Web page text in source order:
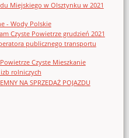
Miejskiego w Olsztynku w 2021
- Wody Polskie
Czyste Powietrze grudzień 2021
publicznego transportu
Czyste Mieszkanie
rolniczych
NA SPRZEDAŻ POJAZDU